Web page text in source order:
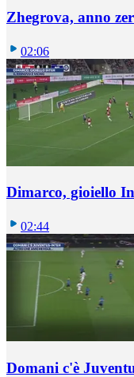
Zhegrova, anno
02:06
Dimarco, gioiello
02:44
Domani c'è